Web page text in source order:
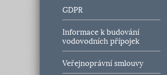
GDPR
Informace k budování
vodovodních přípojek
Veřejnoprávní smlouvy